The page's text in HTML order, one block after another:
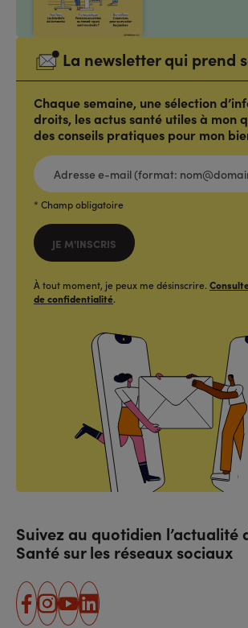
La newsletter qui prend
Chaque semaine, une sélection
droits, les actus santé utiles à mon
des conseils pratiques pour mon
ADRESSE
E-
MAIL
(FORMAT:
NOM@DOMAINE.COM)*
* Champ obligatoire
JE M'INSCRIS
À tout moment, je peux me désinscrire.
de confidentialité.
Suivez au quotidien l’actualité
Santé sur les réseaux sociaux
facebook
instagram
youtube
linkedin